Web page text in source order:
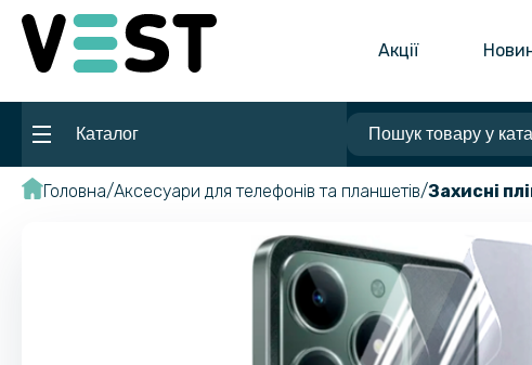
Акції
Каталог
Головна Аксесуари для телефонів та планшетів Захисні